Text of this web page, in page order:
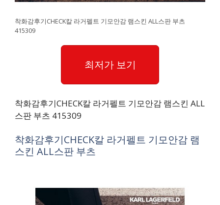
착화감후기CHECK칼 라거펠트 기모안감 램스킨 ALL스판 부츠
415309
최저가 보기
착화감후기CHECK칼 라거펠트 기모안감 램스킨 ALL
스판 부츠 415309
착화감후기CHECK칼 라거펠트 기모안감 램
스킨 ALL스판 부츠